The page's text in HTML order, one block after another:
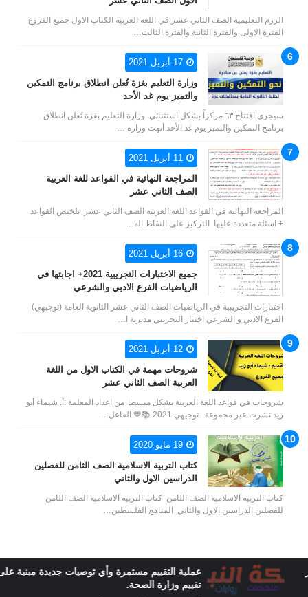
الرزم التعليمية الصف الثاني عشر في اللغة العربية الكتاب الاول جميع الفروع
الفترة الاولى والفترة الثانية والفترة الثالث…
17 أبريل 2021
وزارة التعليم بغزة تُعلن انطلاق برنامج التمكين
والتميز يوم غد الأحد
سيجري افتتاح ٦٣ مركزاً بشكل استثنائي وزارة التعليم بغزة تُعلن انطلاق
برنامج التمكين والتميز يوم غد الأحد أنهت وزارة …
11 أبريل 2021
المراجعة النهائية في القواعد للغة العربية
الصف الثاني عشر
المراجعة النهائية في القواعد اللغة العربية الصف الثاني عشر تلخيص القواعد
+ اسئلة متعددة عليها التركيز على النقاط اله…
16 أبريل 2021
جميع الاختبارات التجريبية 2021+ اجابتها في
الرياضيات الفرع الادبي والشرعي
اختبارات التجريبية في الرياضيات الصف الثاني عشر الثانوية العامة (توجيهي)
الفرع الادبي و الشرعي اختبار التجريبي مديرية ا…
12 أبريل 2021
شروحات مهمة في الكتاب الاول من اللغة
العربية الصف الثاني عشر
شروحات في قواعد اللغة العربية بشكل مبسط من اعداد المعلمة :أ. شيماء أبو
زيد نشرت عبر مجموعة توجيهي 2021 📚💙 الفاعل …
19 مايو 2020
كتاب التربية الاسلامية الصف الثامن للفصلين
الدراسين الاول والثاني
كتاب التربية الاسلامية الصف الثامن كتاب التربية الاسلامية الصف الثامن
للفصلين الدراسين الاول والثاني المناهج الفلسطين…
عملية التقييم مستمرة وأي توصيات جديدة مبنية على
تقييم وزارة الصحة.